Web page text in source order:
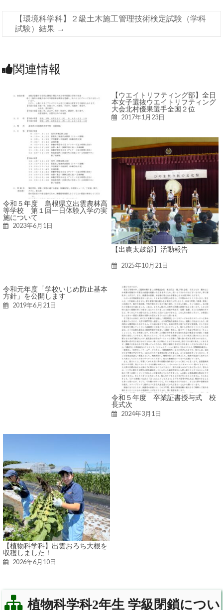
【環境科学科】２級土木施工管理技術検定試験（学科
試験）結果 →
関連情報
令和５年度 島根県立出雲農林高
等学校 第１回一日体験入学の実
施について
2023年6月1日
【ウエイトリフティング部】全日
本女子選抜ウエイトリフティング
大会北村優果選手全国２位
2017年1月23日
【出農太鼓部】活動報告
2025年10月21日
令和元年度「学校いじめ防止基本
方針」を公開します
2019年6月21日
令和５年度 卒業証書授与式 校
長式次
2024年3月1日
【植物科学科】出雲おろち大根を
収穫しました！
2026年6月10日
植物科学科2年生 学級閉鎖につい